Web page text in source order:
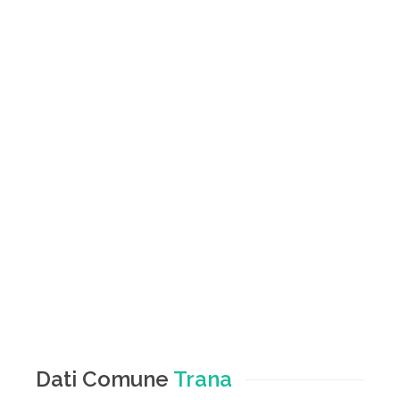
Dati Comune Trana